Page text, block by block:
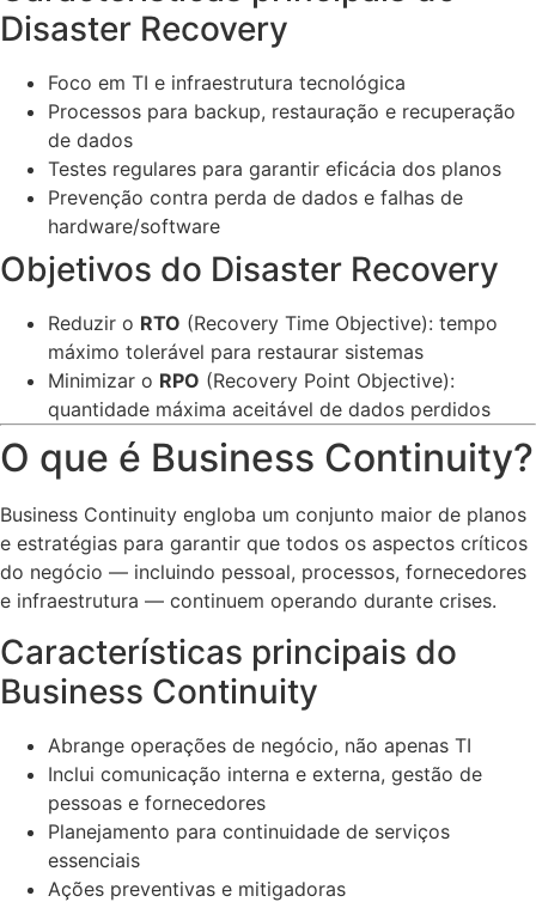
Disaster Recovery
Foco em TI e infraestrutura tecnológica
Processos para backup, restauração e recuperação
de dados
Testes regulares para garantir eficácia dos planos
Prevenção contra perda de dados e falhas de
hardware/software
Objetivos do Disaster Recovery
Reduzir o RTO (Recovery Time Objective): tempo
máximo tolerável para restaurar sistemas
Minimizar o RPO (Recovery Point Objective):
quantidade máxima aceitável de dados perdidos
O que é Business Continuity?
Business Continuity engloba um conjunto maior de planos
e estratégias para garantir que todos os aspectos críticos
do negócio — incluindo pessoal, processos, fornecedores
e infraestrutura — continuem operando durante crises.
Características principais do
Business Continuity
Abrange operações de negócio, não apenas TI
Inclui comunicação interna e externa, gestão de
pessoas e fornecedores
Planejamento para continuidade de serviços
essenciais
Ações preventivas e mitigadoras